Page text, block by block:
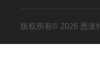
版权所有© 2026 恩